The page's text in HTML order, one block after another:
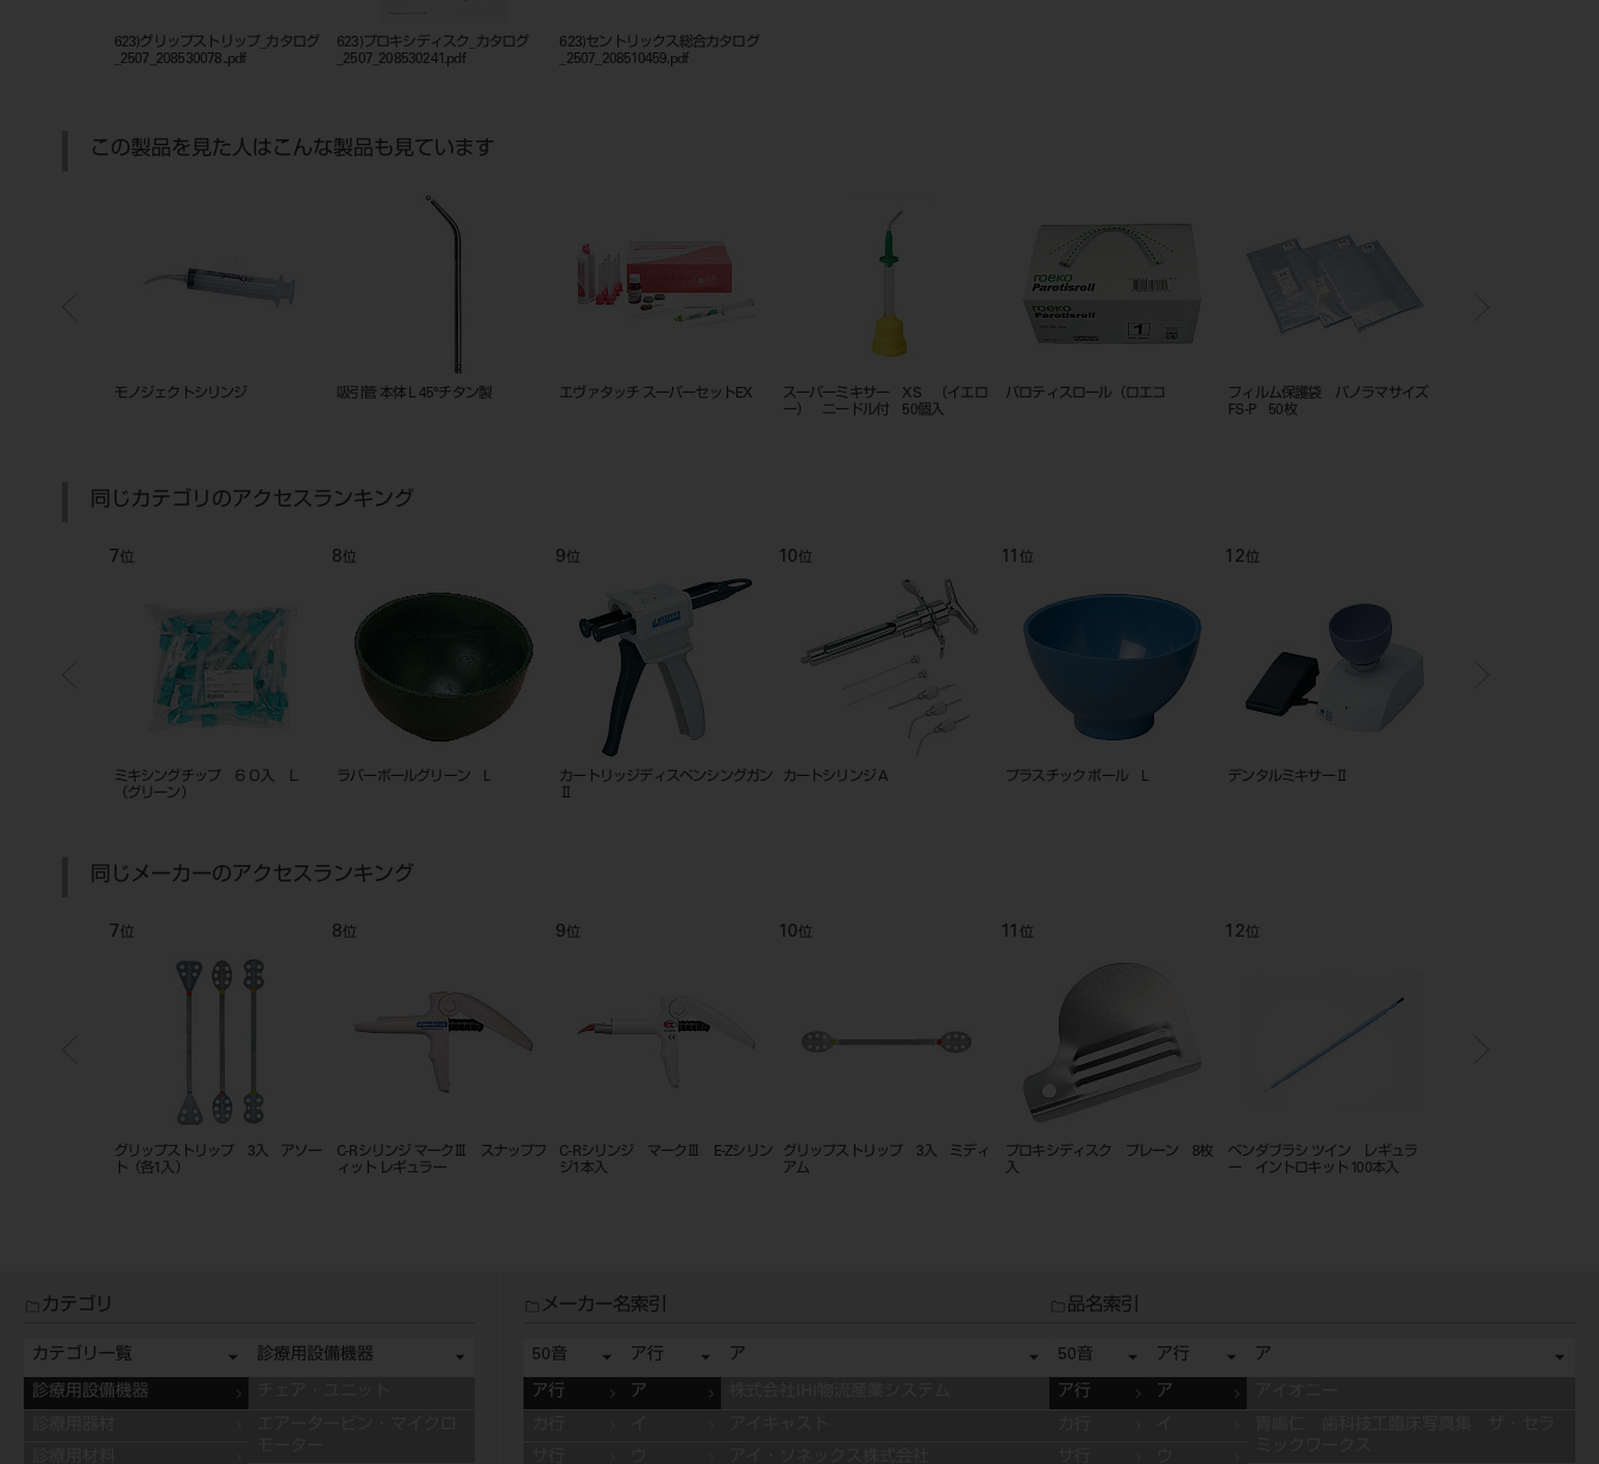
623)グリップストリップ_カタログ
_2507_208530078..pdf
623)プロキシディスク_カタログ
_2507_208530241.pdf
623)セントリックス総合カタログ
_2507_208510459.pdf
この製品を見た人はこんな製品も見ています
モノジェクトシリンジ 吸引管 本体 L 45°チタン製 エヴァタッチ スーパーセットEX
スーパーミキサー XS （イエロ
ー） ニードル付 50個入
パロティスロール（ロエコ
フィルム保護袋 パノラマサイズ
FS-P 50枚
同じカテゴリのアクセスランキング
7 位
ミキシングチップ ６０入 Ｌ
（グリーン）
8位
ラバーボールグリーン L
9位
カートリッジディスペンシングガン
Ⅱ
10位
カートシリンジ A
11 位
プラスチック ボール L
12 位
デンタルミキサーⅡ
同じメーカーのアクセスランキング
7 位
グリップストリップ 3入 アソー
ト（各1入）
8位
C-Rシリンジ マークⅢ スナップフ
ィット レギュラー
9位
C-Rシリンジ マークⅢ E-Zシリン
ジ1本入
10位
グリップストリップ 3入 ミディ
アム
11 位
プロキシディスク プレーン 8枚
入
12 位
ベンダブラシ ツイン レギュラ
ー イントロキット 100本入
カテゴリ
カテゴリ一覧
診療用設備機器
診療用設備機器
メーカー名索引
50音
ア行
ア行
ア
ア
品名索引
50音
ア行
ア行
ア
ア